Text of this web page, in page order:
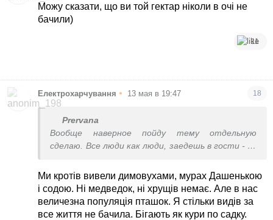
Можу сказати, що ви той гектар ніколи в очі не
бачили)
11
Електрохарчування • 13 мая в 19:47 18
Prervana
Вообще наверное пойду тему отдельную
сделаю. Все люди как люди, заедешь в гости - ну
пострижено. А у меня только сорняки прут. И
вечная борьба со стихиями. Теплицы ветрами
сносит, деревья болеют, фитофтора помидоры
жрет, как над ними не трясись. Пауки всякие,
Ми кротів вивели димовухами, мурах Дашенькою
і содою. Ні медведок, ні хрущів немає. Але в нас
величезна популяція пташок. Я стільки видів за
все життя не бачила. Бігають як кури по садку.